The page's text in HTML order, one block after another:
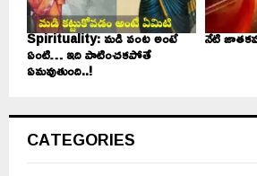
Spirituality: మడి వంట అంటే
ఏంటి… ఇది పాటించకపోతే
ఏమవుతుంది..!
నేటి
CATEGORIES